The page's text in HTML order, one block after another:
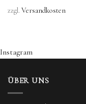
zzgl. Versandkosten
Instagram
ÜBER UNS